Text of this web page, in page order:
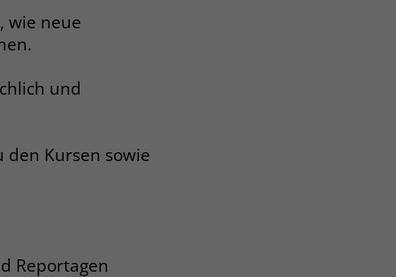
wie neue
und
Kursen sowie
Reportagen